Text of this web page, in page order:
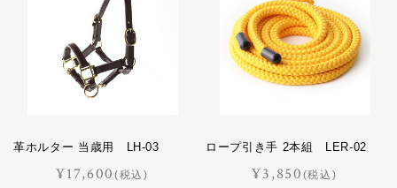
革ホルター 当歳用 LH-03
¥17,600(税込)
ロープ引き手 2本組 LER-02
¥3,850 (税込)
レース鞍
調教鞍
腹帯
アブミ・アブミ革
手綱
肢巻き
ギャロップ
コートリー
サッチェル
サドラリー
シューホーン
スクエア